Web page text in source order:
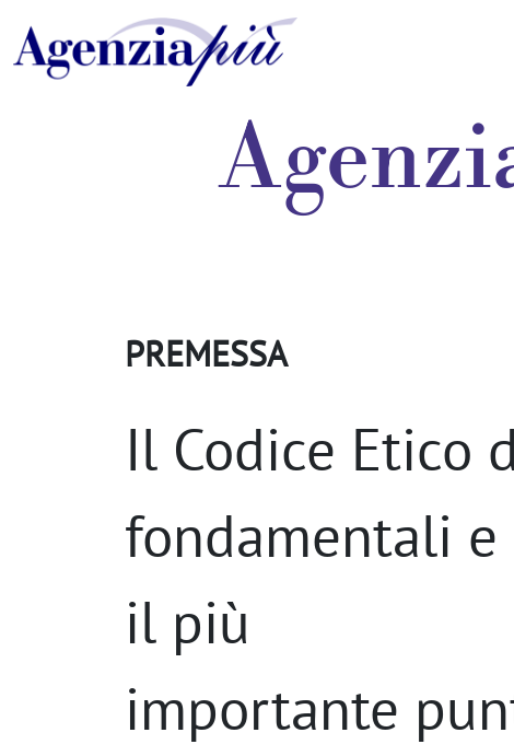
PREMESSA
Il Codice Etico
fondamentali
il più
importante